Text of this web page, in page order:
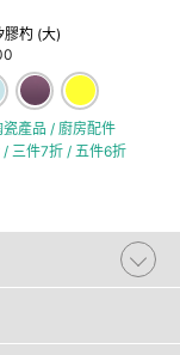
膠杓 (大)
瓷產品 / 廚房配件
/ 三件7折 / 五件6折